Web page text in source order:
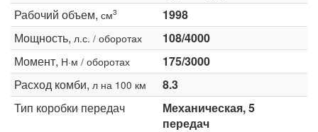
Рабочий объем, см3
1998
Мощность, л.с. / оборотах
108/4000
Момент, Н·м / оборотах
175/3000
Расход комби, л на 100 км
8.3
Тип коробки передач
Механическая, 5
передач